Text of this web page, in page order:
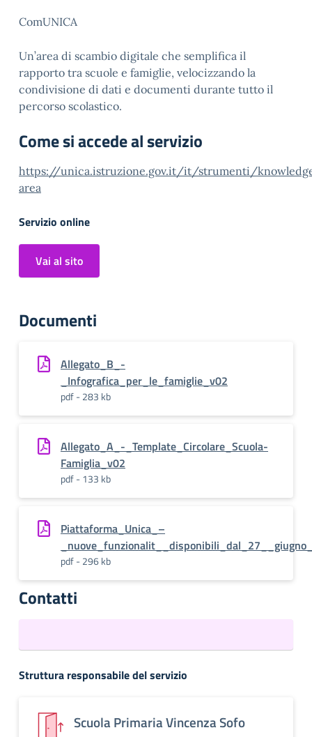
ComUNICA
Un’area di scambio digitale che semplifica il
rapporto tra scuole e famiglie, velocizzando la
condivisione di dati e documenti durante tutto il
percorso scolastico.
Come si accede al servizio
https://unica.istruzione.gov.it/it/strumenti/
area
Servizio online
Vai al sito
Documenti
Allegato_B_-
_Infografica_per_le_famiglie_v02
pdf - 283 kb
Allegato_A_-_Template_Circolare_Scuola-
Famiglia_v02
pdf - 133 kb
Piattaforma_Unica_–
pdf - 296 kb
Contatti
Struttura responsabile del servizio
Scuola Primaria Vincenza Sofo